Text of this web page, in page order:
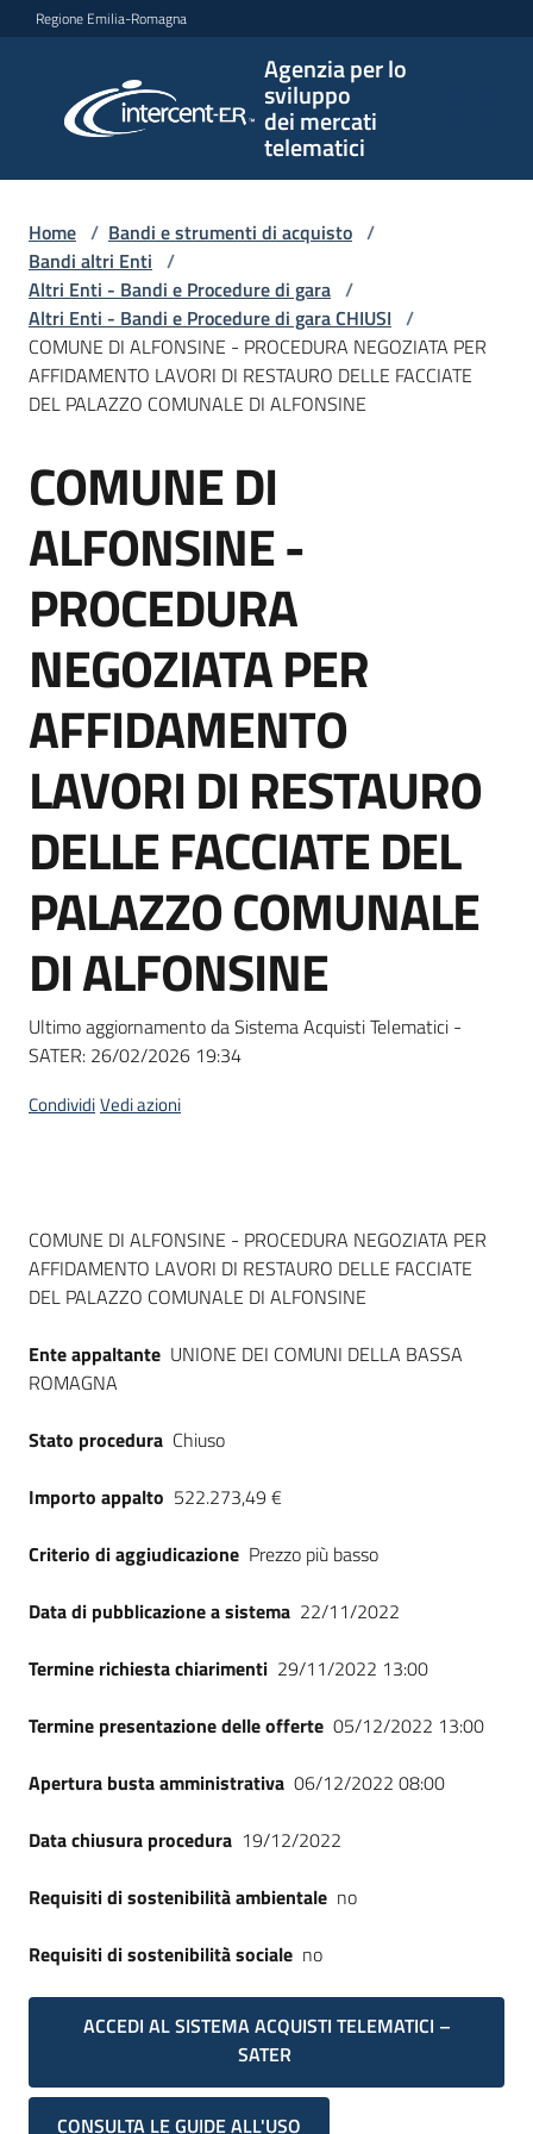
Vai al contenuto
Vai alla navigazione
Vai al footer
Regione Emilia-Romagna
Agenzia per lo
sviluppo
dei mercati
telematici
per lo
sviluppo
telematici
L'Agenzia
e
strumenti
acquisto
Supporto
Piattaforme
telematiche
English
site
su
Home / Bandi e strumenti di acquisto /
Bandi altri Enti /
Altri Enti - Bandi e Procedure di gara /
Altri Enti - Bandi e Procedure di gara CHIUSI /
COMUNE DI ALFONSINE - PROCEDURA NEGOZIATA PER
AFFIDAMENTO LAVORI DI RESTAURO DELLE FACCIATE
DEL PALAZZO COMUNALE DI ALFONSINE
Salta al contenuto
COMUNE DI
ALFONSINE -
PROCEDURA
NEGOZIATA PER
AFFIDAMENTO
LAVORI DI RESTAURO
DELLE FACCIATE DEL
PALAZZO COMUNALE
DI ALFONSINE
Ultimo aggiornamento da Sistema Acquisti Telematici -
SATER: 26/02/2026 19:34
CondividiVedi azioni
Dati del bando
COMUNE DI ALFONSINE - PROCEDURA NEGOZIATA PER
AFFIDAMENTO LAVORI DI RESTAURO DELLE FACCIATE
DEL PALAZZO COMUNALE DI ALFONSINE
Ente appaltante UNIONE DEI COMUNI DELLA BASSA
ROMAGNA
Stato procedura Chiuso
Importo appalto 522.273,49 €
Criterio di aggiudicazione Prezzo più basso
Data di pubblicazione a sistema 22/11/2022
Termine richiesta chiarimenti 29/11/2022 13:00
Termine presentazione delle offerte 05/12/2022 13:00
Apertura busta amministrativa 06/12/2022 08:00
Data chiusura procedura 19/12/2022
Requisiti di sostenibilità ambientale no
Requisiti di sostenibilità sociale no
ACCEDI AL SISTEMA ACQUISTI TELEMATICI –
SATER
CONSULTA LE GUIDE ALL'USO